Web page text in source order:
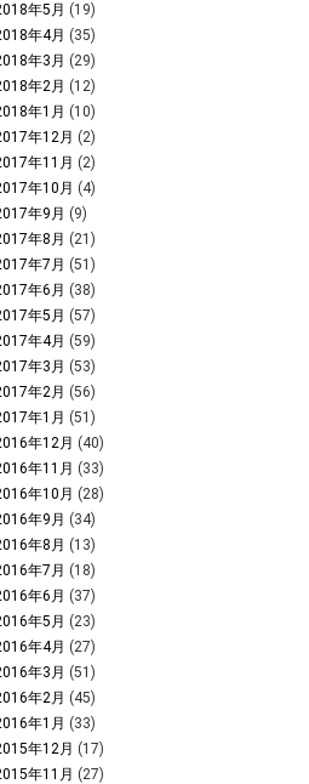
年5月 (19)
年4月 (35)
年3月 (29)
年2月 (12)
年1月 (10)
年12月 (2)
年11月 (2)
年10月 (4)
年9月 (9)
年8月 (21)
年7月 (51)
年6月 (38)
年5月 (57)
年4月 (59)
年3月 (53)
年2月 (56)
年1月 (51)
年12月 (40)
年11月 (33)
年10月 (28)
年9月 (34)
年8月 (13)
年7月 (18)
年6月 (37)
年5月 (23)
年4月 (27)
年3月 (51)
年2月 (45)
年1月 (33)
年12月 (17)
年11月 (27)